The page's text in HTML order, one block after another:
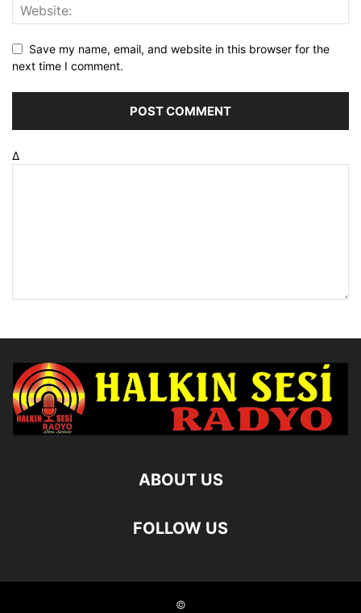
Save my name, email, and website in this browser for the
next time I comment.
Δ
ABOUT US
FOLLOW US
©